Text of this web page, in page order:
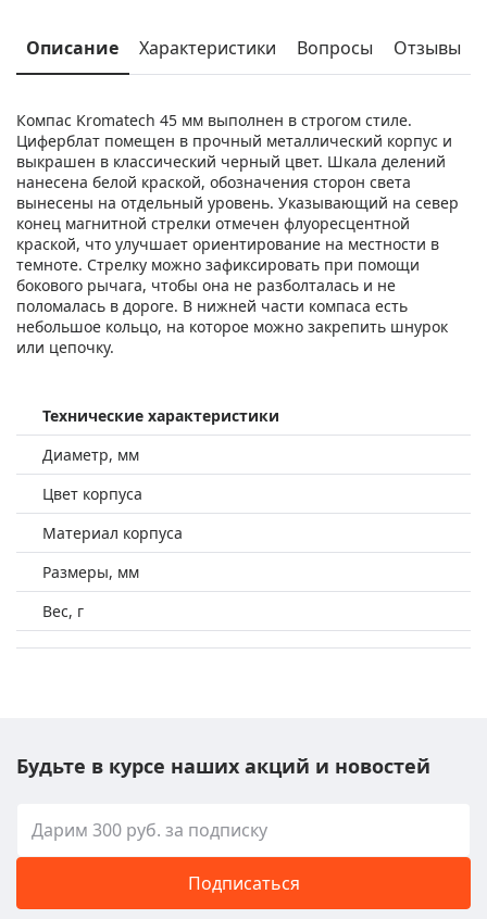
Описание Характеристики Вопросы Отзывы
Компас Kromatech 45 мм выполнен в строгом стиле.
Циферблат помещен в прочный металлический корпус и
выкрашен в классический черный цвет. Шкала делений
нанесена белой краской, обозначения сторон света
вынесены на отдельный уровень. Указывающий на север
конец магнитной стрелки отмечен флуоресцентной
краской, что улучшает ориентирование на местности в
темноте. Стрелку можно зафиксировать при помощи
бокового рычага, чтобы она не разболталась и не
поломалась в дороге. В нижней части компаса есть
небольшое кольцо, на которое можно закрепить шнурок
или цепочку.
Технические характеристики
Диаметр, мм
Цвет корпуса
Материал корпуса
Размеры, мм
Вес, г
Будьте в курсе наших акций и новостей
Подписаться